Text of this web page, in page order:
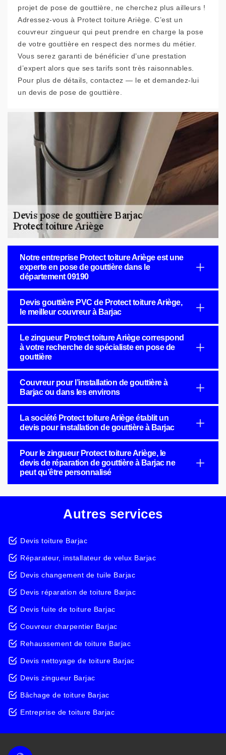
projet de pose de gouttière, ne cherchez plus ailleurs !
Adressez-vous à Protect toiture Ariège. C’est un
couvreur zingueur qui peut prendre en charge la pose
de votre gouttière en respect des normes du métier.
Vous serez garanti de bénéficier d’une prestation
d’expert alors que ses tarifs sont très raisonnables.
Pour plus de détails, contactez — le et demandez-lui
un devis de pose de gouttière.
Notre entreprise Protect toiture Ariège est une
experte en pose de gouttière dans le
département 09190
Devis gouttière PVC de Protect toiture Ariège,
le meilleur couvreur à Barjac
Le zingueur Protect toiture Ariège correspond
à votre recherche de spécialiste en pose de
gouttière
Couvreur pour l’installation de gouttière à
Barjac ou dans les environs
La société Protect toiture Ariège établit un
devis pour installation de gouttière à Barjac
Pour le zingueur Protect toiture Ariège, le
devis de réparation de gouttière à Barjac ne
peut qu’être personnalisé
Autres services
Devis toiture Barjac
Réparateur, installateur de velux Barjac
Devis changement de tuile Barjac
Devis réparation de toiture Barjac
Devis fuite de toiture Barjac
Couvreur charpentier Barjac
Rehaussement de toiture Barjac
Devis nettoyage de toiture Barjac
Devis zingueur Barjac
Bâchage de toiture Barjac
Entreprise de toiture Barjac